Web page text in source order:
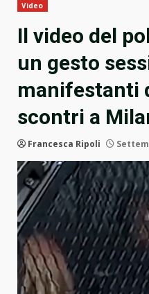
Video
Il video del
un gesto
manifestanti
scontri a
Francesca Ripoli